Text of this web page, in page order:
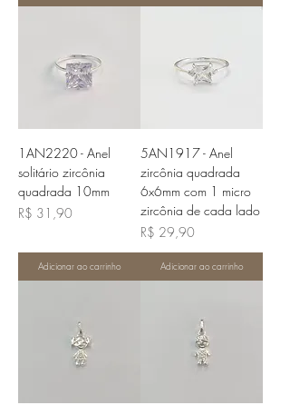
1AN2220 - Anel
solitário zircônia
quadrada 10mm
Preço
R$ 31,90
Adicionar ao carrinho
5AN1917 - Anel
zircônia quadrada
6x6mm com 1 micro
zircônia de cada lado
Preço
R$ 29,90
Adicionar ao carrinho